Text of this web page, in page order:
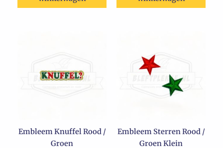
Embleem Knuffel Rood /
Groen
Embleem Sterren Rood /
Groen Klein